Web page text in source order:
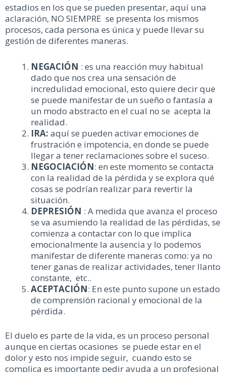
estadios en los que se pueden presentar, aquí una
aclaración, NO SIEMPRE se presenta los mismos
procesos, cada persona es única y puede llevar su
gestión de diferentes maneras.
NEGACIÓN : es una reacción muy habitual
dado que nos crea una sensación de
incredulidad emocional, esto quiere decir que
se puede manifestar de un sueño o fantasía a
un modo abstracto en el cual no se acepta la
realidad.
IRA: aquí se pueden activar emociones de
frustración e impotencia, en donde se puede
llegar a tener reclamaciones sobre el suceso.
NEGOCIACIÓN: en este momento se contacta
con la realidad de la pérdida y se explora qué
cosas se podrían realizar para revertir la
situación.
DEPRESIÓN : A medida que avanza el proceso
se va asumiendo la realidad de las pérdidas, se
comienza a contactar con lo que implica
emocionalmente la ausencia y lo podemos
manifestar de diferente maneras como: ya no
tener ganas de realizar actividades, tener llanto
constante, etc..
ACEPTACIÓN: En este punto supone un estado
de comprensión racional y emocional de la
pérdida.
El duelo es parte de la vida, es un proceso personal
aunque en ciertas ocasiones se puede estar en el
dolor y esto nos impide seguir, cuando esto se
complica es importante pedir ayuda a un profesional